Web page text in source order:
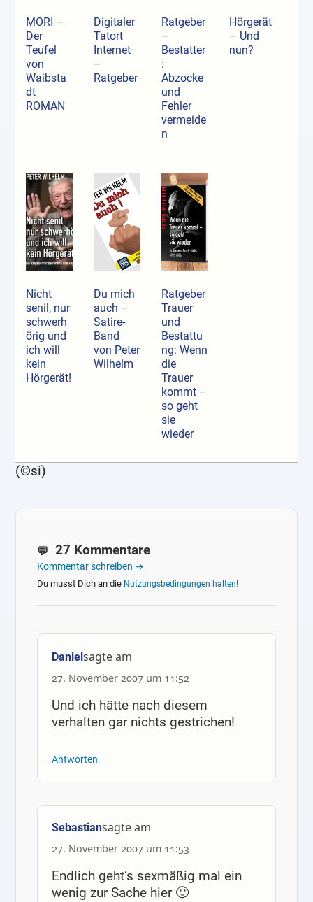
MORI –
Der
Teufel
von
Waibsta
dt
ROMAN
Digitaler
Tatort
Internet
–
Ratgeber
Ratgeber
–
Bestatter
:
Abzocke
und
Fehler
vermeide
n
Hörgerät
– Und
nun?
Nicht
senil, nur
schwerh
örig und
ich will
kein
Hörgerät!
Du mich
auch –
Satire-
Band
von Peter
Wilhelm
Ratgeber
Trauer
und
Bestattu
ng: Wenn
die
Trauer
kommt –
so geht
sie
wieder
(©si)
27 Kommentare
Kommentar schreiben →
Du musst Dich an die Nutzungsbedingungen halten!
Danielsagte am
27. November 2007 um 11:52
Und ich hätte nach diesem
verhalten gar nichts gestrichen!
Antworten
Sebastiansagte am
27. November 2007 um 11:53
Endlich geht’s sexmäßig mal ein
wenig zur Sache hier 🙂